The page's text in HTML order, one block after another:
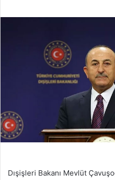
Dışişleri Bakanı Mevlüt